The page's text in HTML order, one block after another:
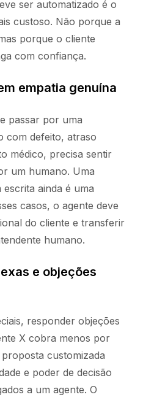
ser automatizado é o
custoso. Não porque a
porque o cliente
com confiança.
empatia genuína
passar por uma
com defeito, atraso
médico, precisa sentir
um humano. Uma
ainda é uma
casos, o agente deve
do cliente e transferir
humano.
e objeções
responder objeções
X cobra menos por
customizada
e poder de decisão
a um agente. O